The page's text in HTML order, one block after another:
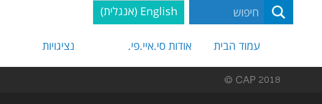
English
(אנגלית)
עמוד הבית אודות סי.איי.פי. נציגויות